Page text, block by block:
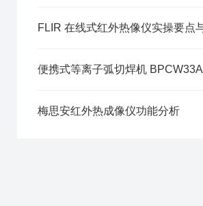
便携式等离子弧切焊机 BPCW33A
梅思安红外热成像仪功能分析